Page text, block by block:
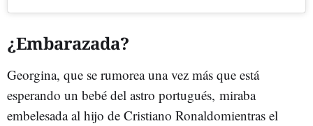
¿Embarazada?
Georgina, que se rumorea una vez más que está
esperando un bebé del astro portugués, miraba
embelesada al hijo de Cristiano Ronaldomientras el